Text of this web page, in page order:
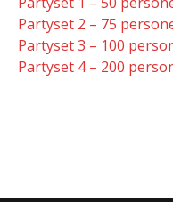
Partyset 2 – 75
Partyset 3 – 100
Partyset 4 – 200